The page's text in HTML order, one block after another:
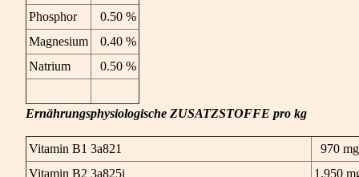
Phosphor
0.50 %
Magnesium
0.40 %
Natrium
0.50 %
Ernährungsphysiologische ZUSATZSTOFFE pro kg
Vitamin B1 3a821
970 mg
Vitamin B2 3a825i
1.950